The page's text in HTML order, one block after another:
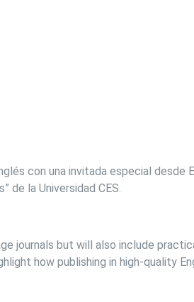
con una invitada especial desde
de la Universidad CES.
journals but will also include
how publishing in high-quality